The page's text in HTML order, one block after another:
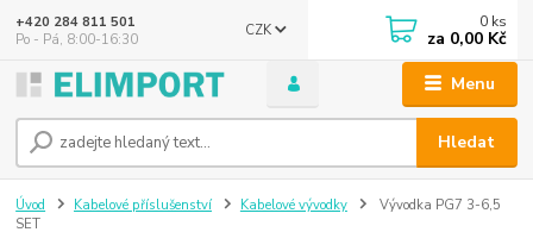
Menu
CZK
Hledat
+420 284 811 501
Po - Pá, 8:00-16:30
0 ks
za 0,00 Kč
Úvod Kabelové příslušenství Kabelové vývodky
Vývodka PG7 3-6,5
SET